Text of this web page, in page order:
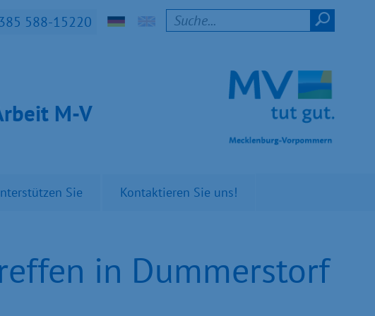
588-15220
M-V
Sie Kontaktieren Sie uns!
in Dummerstorf